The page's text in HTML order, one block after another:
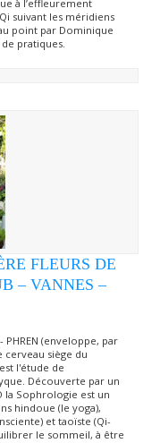
à l’effleurement
suivant les méridiens
point par Dominique
pratiques.
FLEURS DE
– VANNES –
(enveloppe, par
siège du
l'étude de
Découverte par un
la Sophrologie est un
hindoue (le yoga),
et taoïste (Qi-
le sommeil, à être